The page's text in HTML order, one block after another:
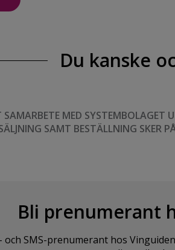
Du kanske
MED
SAMT BESTÄLLNING SKER
Bli prenumerant
och SMS-prenumerant hos